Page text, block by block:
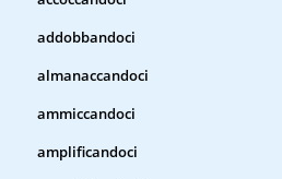
addobbandoci
almanaccandoci
ammiccandoci
amplificandoci